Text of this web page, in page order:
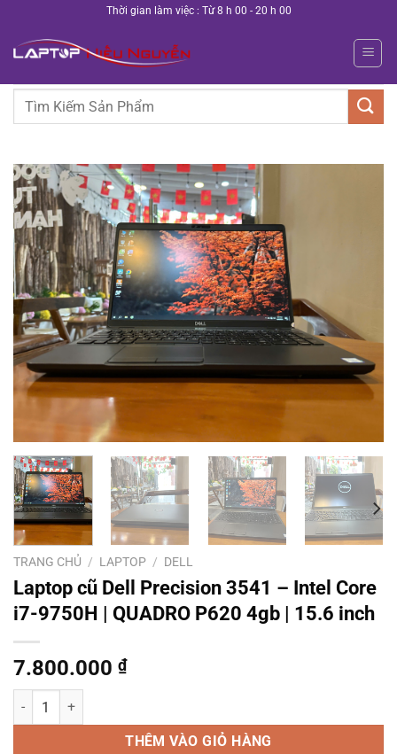
nội
Thời gian làm việc : Từ 8 h 00 - 20 h 00
Tìm
TRANG CHỦ / LAPTOP / DELL
Laptop cũ Dell Precision 3541 – Intel Core
i7-9750H | QUADRO P620 4gb | 15.6 inch
7.800.000 ₫
Số lượng
THÊM VÀO GIỎ HÀNG